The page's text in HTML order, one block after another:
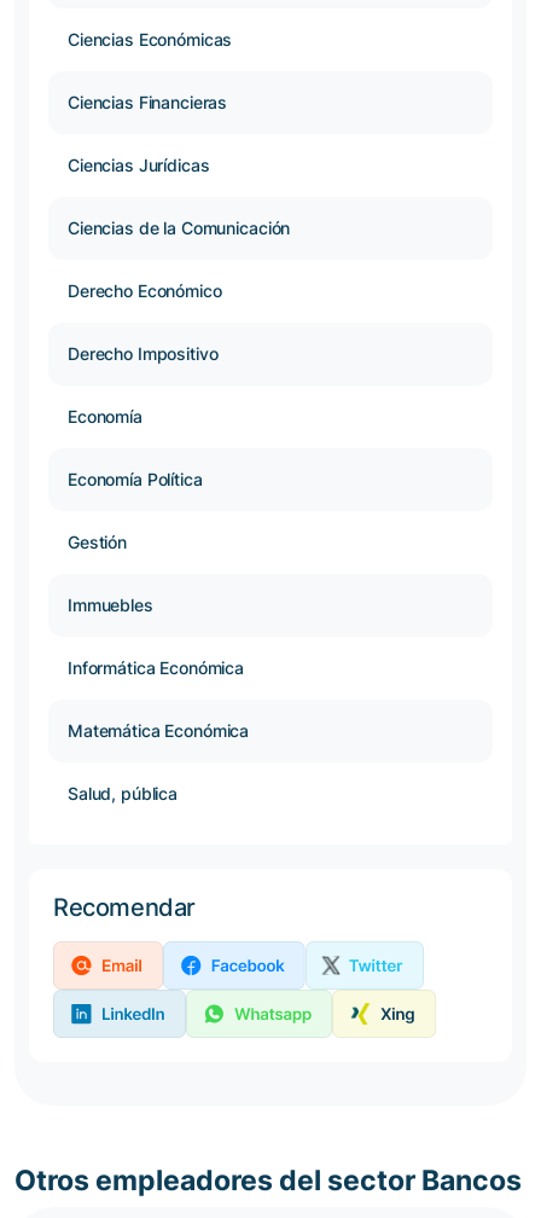
Ciencias Económicas
Ciencias Financieras
Ciencias Jurídicas
Ciencias de la Comunicación
Derecho Económico
Derecho Impositivo
Economía
Economía Política
Gestión
Immuebles
Informática Económica
Matemática Económica
Salud, pública
Recomendar
Otros empleadores del sector Bancos